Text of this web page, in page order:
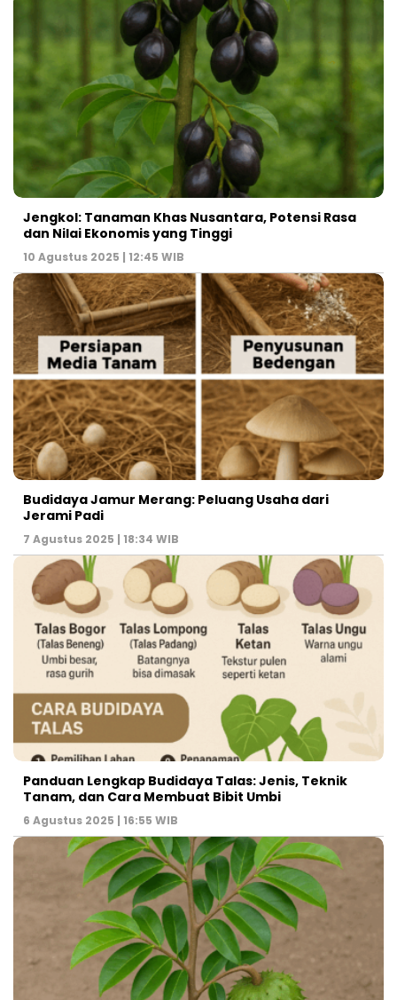
Jengkol: Tanaman Khas Nusantara, Potensi Rasa
dan Nilai Ekonomis yang Tinggi
10 Agustus 2025 | 12:45 WIB
Budidaya Jamur Merang: Peluang Usaha dari
Jerami Padi
7 Agustus 2025 | 18:34 WIB
Panduan Lengkap Budidaya Talas: Jenis, Teknik
Tanam, dan Cara Membuat Bibit Umbi
6 Agustus 2025 | 16:55 WIB